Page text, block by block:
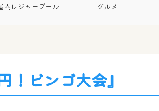
内レジャープール グルメ
ビンゴ大会』